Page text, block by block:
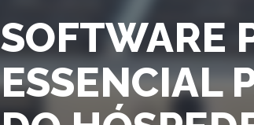
SOFTWARE
ESSENCIAL